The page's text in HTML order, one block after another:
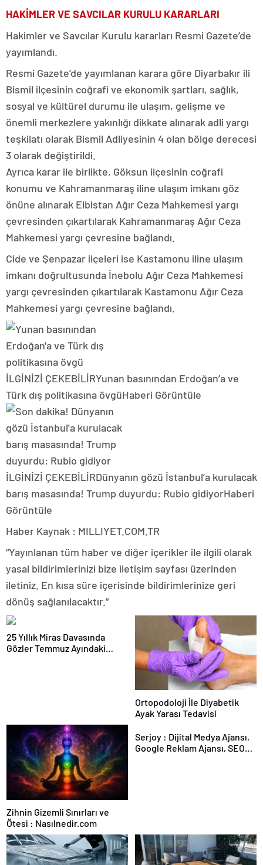
HAKİMLER VE SAVCILAR KURULU KARARLARI
Hakimler ve Savcılar Kurulu kararları Resmi Gazete’de
yayımlandı.
Resmi Gazete’de yayımlanan karara göre Diyarbakır ili
Bismil ilçesinin coğrafi ve ekonomik şartları, sağlık,
sosyal ve kültürel durumu ile ulaşım, gelişme ve
önemli merkezlere yakınlığı dikkate alınarak adli yargı
teşkilatı olarak Bismil Adliyesinin 4 olan bölge derecesi
3 olarak değiştirildi.
Ayrıca karar ile birlikte, Göksun ilçesinin coğrafi
konumu ve Kahramanmaraş iline ulaşım imkanı göz
önüne alınarak Elbistan Ağır Ceza Mahkemesi yargı
çevresinden çıkartılarak Kahramanmaraş Ağır Ceza
Mahkemesi yargı çevresine bağlandı.
Cide ve Şenpazar ilçeleri ise Kastamonu iline ulaşım
imkanı doğrultusunda İnebolu Ağır Ceza Mahkemesi
yargı çevresinden çıkartılarak Kastamonu Ağır Ceza
Mahkemesi yargı çevresine bağlandı.
İLGİNİZİ ÇEKEBİLİRYunan basınından Erdoğan’a ve
Türk dış politikasına övgüHaberi Görüntüle
İLGİNİZİ ÇEKEBİLİRDünyanın gözü İstanbul’a kurulacak
barış masasında! Trump duyurdu: Rubio gidiyorHaberi
Görüntüle
Haber Kaynak : MILLIYET.COM.TR
“Yayınlanan tüm haber ve diğer içerikler ile ilgili olarak
yasal bildirimlerinizi bize iletişim sayfası üzerinden
iletiniz. En kısa süre içerisinde bildirimlerinize geri
dönüş sağlanılacaktır.”
25 Yıllık Miras Davasında
Gözler Temmuz Ayındaki
Ortopodoloji İle Diyabetik
Ayak Yarası Tedavisi
Zihnin Gizemli Sınırları ve
Ötesi : Nasılnedir.com
Serjoy : Dijital Medya Ajansı,
Google Reklam Ajansı, SEO